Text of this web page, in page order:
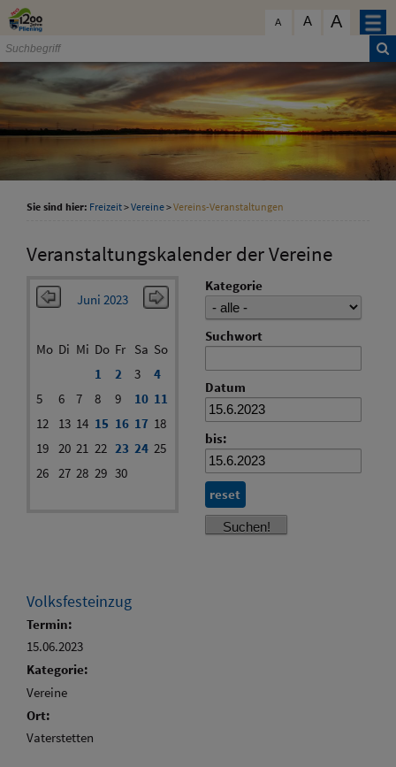
Zum Inhalt
A A A
Sie sind hier: Freizeit>Vereine>Vereins-Veranstaltungen
Veranstaltungskalender der Vereine
Juni 2023
Mo Di Mi Do Fr Sa So
1
2 3
4
5
6 7 8 9 10 11
12
13 14 15 16 17 18
19 20 21 22 23 24 25
26 27 28 29 30
Kategorie
Suchwort
Datum
bis:
reset
Volksfesteinzug
Termin:
15.06.2023
Kategorie:
Vereine
Ort:
Vaterstetten
schließen